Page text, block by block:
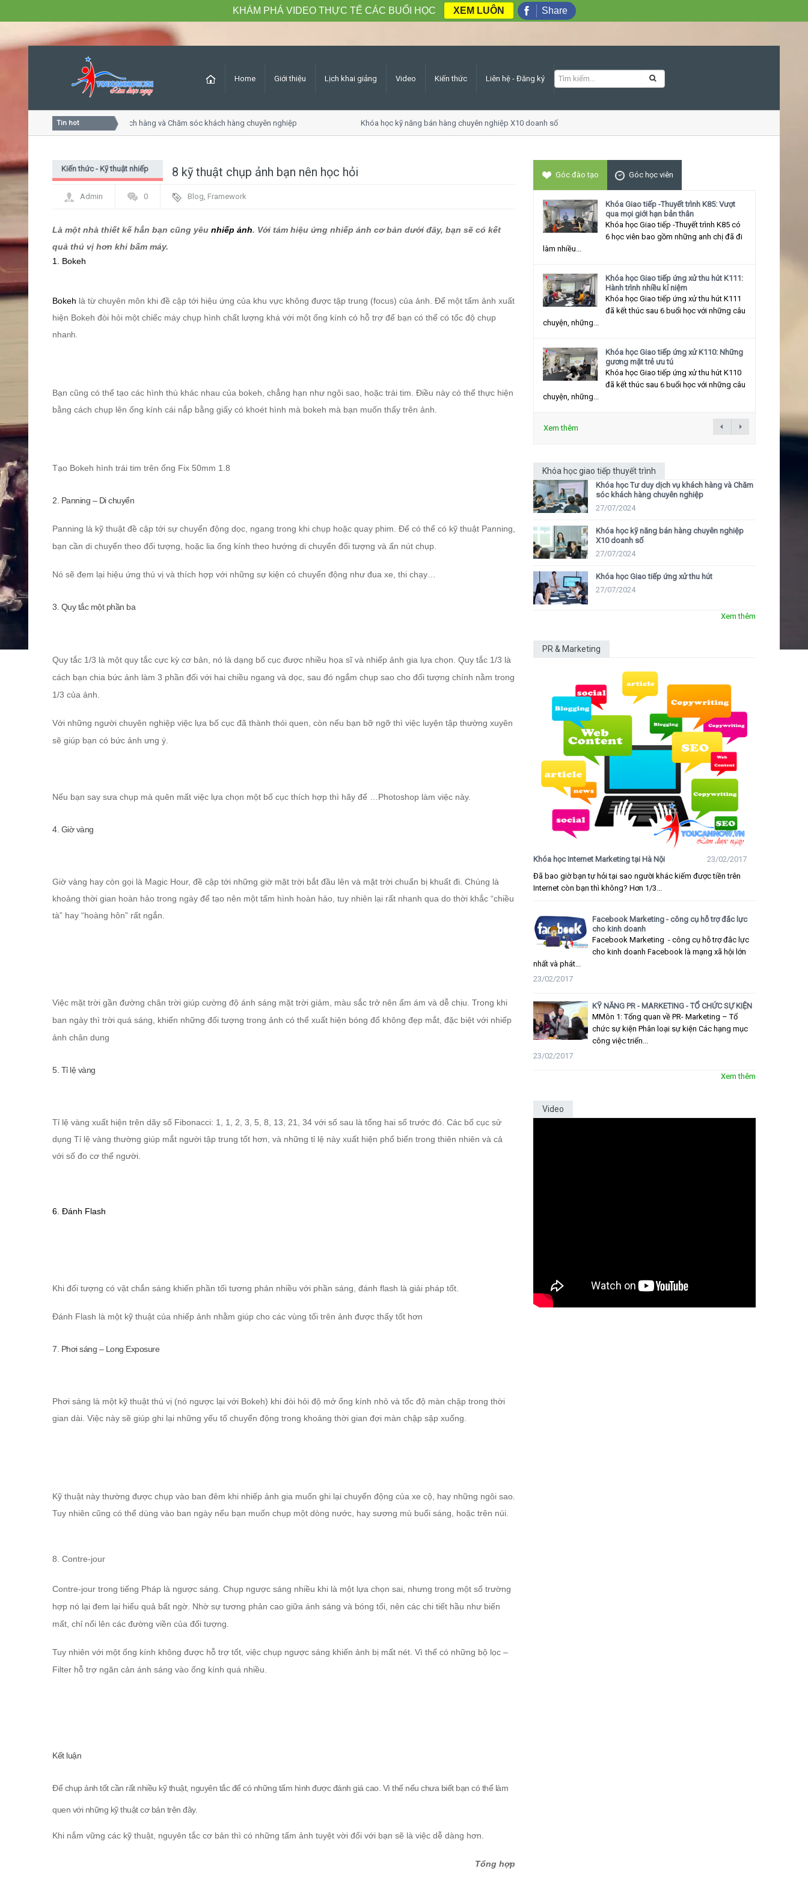
Home Giới thiệu Lịch khai giảng Video Kiến thức Liên hệ - Đăng ký
Tin hot
Khóa học Tư duy dịch vụ khách hàng và Chăm sóc khách hàng chuyên nghiệp Khóa học kỹ năng bán hàng chuyên nghiệp X10 doanh số
8 kỹ thuật chụp ảnh bạn nên học hỏi
Kiến thức - Kỹ thuật nhiếp
Admin
0 Blog, Framework
Là một nhà thiết kế hẳn bạn cũng yêu nhiếp ảnh. Với tám hiệu ứng nhiếp ảnh cơ bản dưới đây, bạn sẽ có kết
quả thú vị hơn khi bấm máy.
1. Bokeh
Bokeh là từ chuyên môn khi đề cập tới hiệu ứng của khu vực không được tập trung (focus) của ảnh. Để một tấm ảnh xuất
hiện Bokeh đòi hỏi một chiếc máy chụp hình chất lượng khá với một ống kính có hỗ trợ để bạn có thể có tốc độ chụp
nhanh.
Bạn cũng có thể tạo các hình thù khác nhau của bokeh, chẳng hạn như ngôi sao, hoặc trái tim. Điều này có thể thực hiện
bằng cách chụp lên ống kính cái nắp bằng giấy có khoét hình mà bokeh mà bạn muốn thấy trên ảnh.
Tạo Bokeh hình trái tim trên ống Fix 50mm 1.8
2. Panning – Di chuyển
Panning là kỹ thuật đề cập tới sự chuyển động dọc, ngang trong khi chụp hoặc quay phim. Để có thể có kỹ thuật Panning,
bạn cần di chuyển theo đối tượng, hoặc lia ống kính theo hướng di chuyển đối tượng và ấn nút chụp.
Nó sẽ đem lại hiệu ứng thú vị và thích hợp với những sự kiện có chuyển động như đua xe, thi chạy…
3. Quy tắc một phần ba
Quy tắc 1/3 là một quy tắc cực kỳ cơ bản, nó là dạng bố cục được nhiều họa sĩ và nhiếp ảnh gia lựa chọn. Quy tắc 1/3 là
cách bạn chia bức ảnh làm 3 phần đối với hai chiều ngang và dọc, sau đó ngắm chụp sao cho đối tượng chính nằm trong
1/3 của ảnh.
Với những người chuyên nghiệp việc lựa bố cục đã thành thói quen, còn nếu bạn bỡ ngỡ thì việc luyện tập thường xuyên
sẽ giúp bạn có bức ảnh ưng ý.
Nếu bạn say sưa chụp mà quên mất việc lựa chọn một bố cục thích hợp thì hãy để …Photoshop làm việc này.
4. Giờ vàng
Giờ vàng hay còn gọi là Magic Hour, đề cập tới những giờ mặt trời bắt đầu lên và mặt trời chuẩn bị khuất đi. Chúng là
khoảng thời gian hoàn hảo trong ngày để tạo nên một tấm hình hoàn hảo, tuy nhiên lại rất nhanh qua do thời khắc “chiều
tà” hay “hoàng hôn” rất ngắn.
Việc mặt trời gần đường chân trời giúp cường độ ánh sáng mặt trời giảm, màu sắc trở nên ấm ám và dễ chịu. Trong khi
ban ngày thì trời quá sáng, khiến những đối tượng trong ảnh có thể xuất hiện bóng đổ không đẹp mắt, đặc biệt với nhiếp
ảnh chân dung
5. Tỉ lệ vàng
Tỉ lệ vàng xuất hiện trên dãy số Fibonacci: 1, 1, 2, 3, 5, 8, 13, 21, 34 với số sau là tổng hai số trước đó. Các bố cục sử
dụng Tỉ lệ vàng thường giúp mắt người tập trung tốt hơn, và những tỉ lệ này xuất hiện phổ biến trong thiên nhiên và cả
với số đo cơ thể người.
6. Đánh Flash
Khi đối tượng có vật chắn sáng khiến phần tối tương phản nhiều với phần sáng, đánh flash là giải pháp tốt.
Đánh Flash là một kỹ thuật của nhiếp ảnh nhằm giúp cho các vùng tối trên ảnh được thấy tốt hơn
7. Phơi sáng – Long Exposure
Phơi sáng là một kỹ thuật thú vị (nó ngược lại với Bokeh) khi đòi hỏi độ mở ống kính nhỏ và tốc độ màn chập trong thời
gian dài. Việc này sẽ giúp ghi lại những yếu tố chuyển động trong khoảng thời gian đợi màn chập sập xuống.
Kỹ thuật này thường được chụp vào ban đêm khi nhiếp ảnh gia muốn ghi lại chuyển động của xe cộ, hay những ngôi sao.
Tuy nhiên cũng có thể dùng vào ban ngày nếu bạn muốn chụp một dòng nước, hay sương mù buổi sáng, hoặc trên núi.
8. Contre-jour
Contre-jour trong tiếng Pháp là ngược sáng. Chụp ngược sáng nhiều khi là một lựa chọn sai, nhưng trong một số trường
hợp nó lại đem lại hiểu quả bất ngờ. Nhờ sự tương phản cao giữa ánh sáng và bóng tối, nên các chi tiết hầu như biến
mất, chỉ nổi lên các đường viền của đối tượng.
Tuy nhiên với một ống kính không được hỗ trợ tốt, việc chụp ngược sáng khiến ảnh bị mất nét. Vì thế có những bộ lọc –
Filter hỗ trợ ngăn cản ánh sáng vào ống kính quá nhiều.
Kết luận
Để chụp ảnh tốt cần rất nhiều kỹ thuật, nguyên tắc để có những tấm hình được đánh giá cao. Vì thế nếu chưa biết bạn có thể làm
quen với những kỹ thuật cơ bản trên đây.
Khi nắm vững các kỹ thuật, nguyên tắc cơ bản thì có những tấm ảnh tuyệt vời đối với bạn sẽ là việc dễ dàng hơn.
Tổng hợp
Góc đào tạo Góc học viên
Khóa Giao tiếp -Thuyết trình K85: Vượt
qua mọi giới hạn bản thân
Khóa học Giao tiếp -Thuyết trình K85 có
6 học viên bao gồm những anh chị đã đi
làm nhiều...
Khóa học Giao tiếp ứng xử thu hút K111:
Hành trình nhiều kỉ niệm
Khóa học Giao tiếp ứng xử thu hút K111
đã kết thúc sau 6 buổi học với những câu
chuyện, những...
Khóa học Giao tiếp ứng xử K110: Những
gương mặt trẻ ưu tú
Khóa học Giao tiếp ứng xử thu hút K110
đã kết thúc sau 6 buổi học với những câu
chuyện, những...
Xem thêm
Khóa học giao tiếp thuyết trình
Khóa học Tư duy dịch vụ khách hàng và Chăm
sóc khách hàng chuyên nghiệp
27/07/2024
Khóa học kỹ năng bán hàng chuyên nghiệp
X10 doanh số
27/07/2024
Khóa học Giao tiếp ứng xử thu hút
27/07/2024
Xem thêm
PR & Marketing
Khóa học Internet Marketing tại Hà Nội
23/02/2017
Đã bao giờ bạn tự hỏi tại sao người khác kiếm được tiền trên
Internet còn bạn thì không? Hơn 1/3...
Facebook Marketing - công cụ hỗ trợ đắc lực
cho kinh doanh
Facebook Marketing - công cụ hỗ trợ đắc lực
cho kinh doanh Facebook là mạng xã hội lớn
nhất và phát...
23/02/2017
KỸ NĂNG PR - MARKETING - TỔ CHỨC SỰ KIỆN
MMôn 1: Tổng quan về PR- Marketing – Tổ
chức sự kiện Phân loại sự kiện Các hạng mục
công việc triển...
23/02/2017
Xem thêm
Video
KHÁM PHÁ VIDEO THỰC TẾ CÁC BUỔI HỌC XEM LUÔN Share